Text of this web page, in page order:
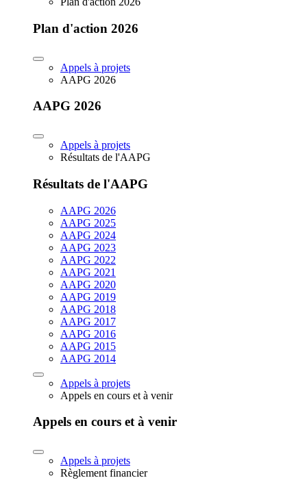
Plan d'action 2026
Appels à projets
AAPG 2026
AAPG 2026
Appels à projets
Résultats de l'AAPG
Résultats de l'AAPG
AAPG 2026
AAPG 2025
AAPG 2024
AAPG 2023
AAPG 2022
AAPG 2021
AAPG 2020
AAPG 2019
AAPG 2018
AAPG 2017
AAPG 2016
AAPG 2015
AAPG 2014
Appels à projets
Appels en cours et à venir
Appels en cours et à venir
Appels à projets
Règlement financier